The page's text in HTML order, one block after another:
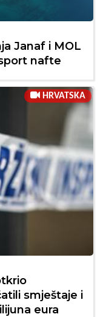
Janaf i MOL
nafte
HRVATSKA
smještaje i
eura